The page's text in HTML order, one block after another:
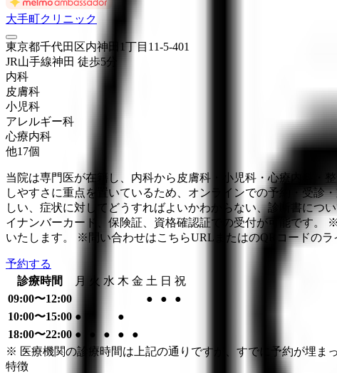
大手町クリニック
東京都千代田区内神田1丁目11-5-401
JR山手線神田 徒歩5分
内科
皮膚科
小児科
アレルギー科
心療内科
他17個
当院は専門医が在籍し、内科から皮膚科・小児科・心療内科・
しやすさに重点を置いているため、オンラインでの予約・受診
しい、症状に対してどうすればよいかわからない、診断書に
イナンバーカード、保険証、資格確認証での受付が可能です
いたします。 ※問い合わせはこちらURLまたはのQRコードの
予約する
診療時間
月 火 水 木 金 土 日 祝
09:00〜12:00
● ●
●
10:00〜15:00 ●
●
18:00〜22:00 ● ● ●
●
※ 医療機関の診療時間は上記の通りですが、すでに予約が埋ま
特徴